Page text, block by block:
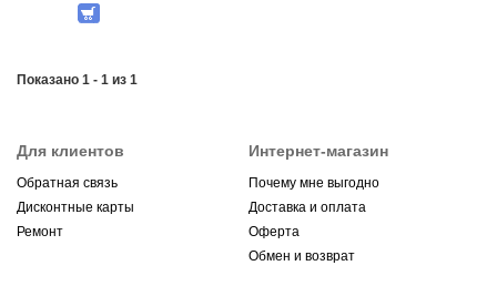
Показано 1 - 1 из 1
Для клиентов
Обратная связь
Дисконтные карты
Ремонт
Интернет-магазин
Почему мне выгодно
Доставка и оплата
Оферта
Обмен и возврат